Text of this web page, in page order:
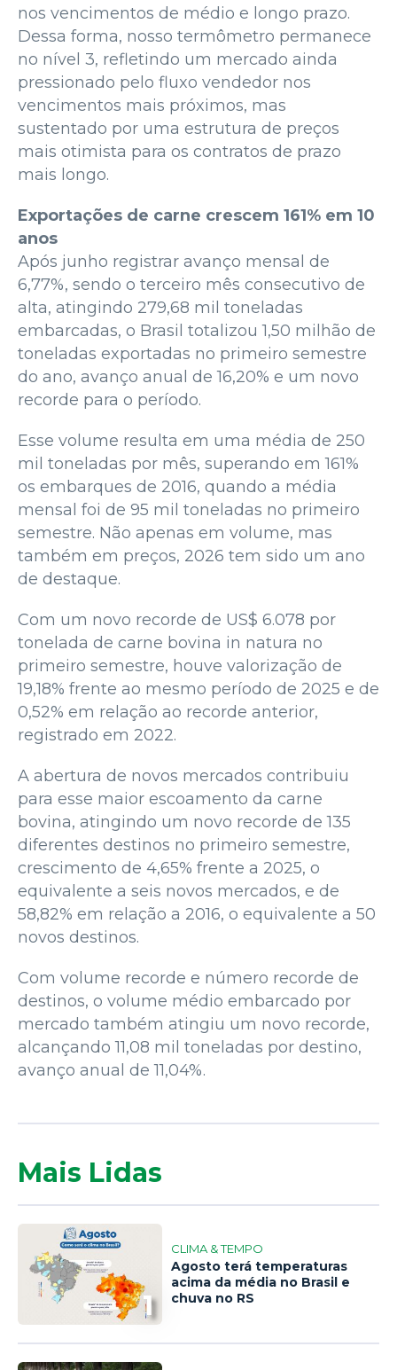
nos vencimentos de médio e longo prazo.
Dessa forma, nosso termômetro permanece
no nível 3, refletindo um mercado ainda
pressionado pelo fluxo vendedor nos
vencimentos mais próximos, mas
sustentado por uma estrutura de preços
mais otimista para os contratos de prazo
mais longo.
Exportações de carne crescem 161% em 10
anos
Após junho registrar avanço mensal de
6,77%, sendo o terceiro mês consecutivo de
alta, atingindo 279,68 mil toneladas
embarcadas, o Brasil totalizou 1,50 milhão de
toneladas exportadas no primeiro semestre
do ano, avanço anual de 16,20% e um novo
recorde para o período.
Esse volume resulta em uma média de 250
mil toneladas por mês, superando em 161%
os embarques de 2016, quando a média
mensal foi de 95 mil toneladas no primeiro
semestre. Não apenas em volume, mas
também em preços, 2026 tem sido um ano
de destaque.
Com um novo recorde de US$ 6.078 por
tonelada de carne bovina in natura no
primeiro semestre, houve valorização de
19,18% frente ao mesmo período de 2025 e de
0,52% em relação ao recorde anterior,
registrado em 2022.
A abertura de novos mercados contribuiu
para esse maior escoamento da carne
bovina, atingindo um novo recorde de 135
diferentes destinos no primeiro semestre,
crescimento de 4,65% frente a 2025, o
equivalente a seis novos mercados, e de
58,82% em relação a 2016, o equivalente a 50
novos destinos.
Com volume recorde e número recorde de
destinos, o volume médio embarcado por
mercado também atingiu um novo recorde,
alcançando 11,08 mil toneladas por destino,
avanço anual de 11,04%.
Mais Lidas
1
CLIMA & TEMPO
Agosto terá temperaturas
acima da média no Brasil e
chuva no RS